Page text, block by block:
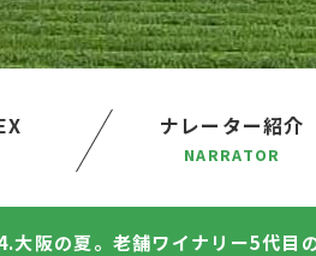
ナレーター紹介
NARRATOR
大阪の夏。老舗ワイナリー5代目